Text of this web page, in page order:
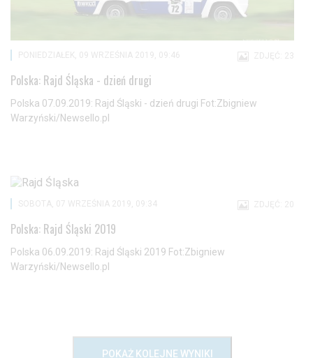
ZDJĘĆ: 23
PONIEDZIAŁEK, 09 WRZEŚNIA 2019, 09:46
Polska: Rajd Śląska - dzień drugi
Polska 07.09.2019: Rajd Śląski - dzień drugi Fot:Zbigniew
Warzyński/Newsello.pl
ZDJĘĆ: 20
SOBOTA, 07 WRZEŚNIA 2019, 09:34
Polska: Rajd Śląski 2019
Polska 06.09.2019: Rajd Śląski 2019 Fot:Zbigniew
Warzyński/Newsello.pl
POKAŻ KOLEJNE WYNIKI